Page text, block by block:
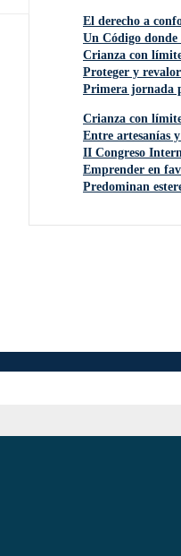
El derecho a
Un Código
Crianza con
Proteger y
Primera jornada
Crianza con
Entre artesanías
II Congreso
Emprender en
Predominan